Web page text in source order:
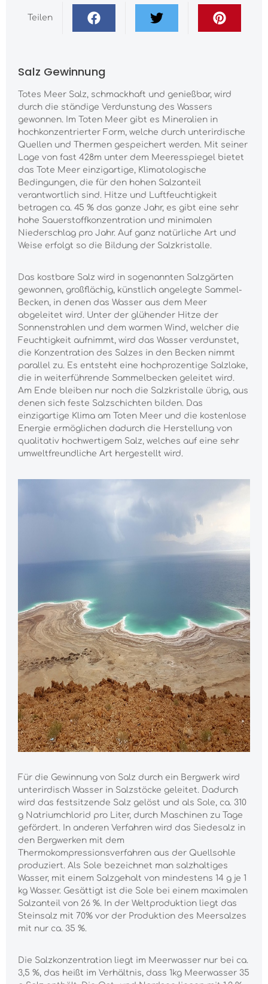
Teilen
Salz Gewinnung
Totes Meer Salz, schmackhaft und genießbar, wird
durch die ständige Verdunstung des Wassers
gewonnen. Im Toten Meer gibt es Mineralien in
hochkonzentrierter Form, welche durch unterirdische
Quellen und Thermen gespeichert werden. Mit seiner
Lage von fast 428m unter dem Meeresspiegel bietet
das Tote Meer einzigartige, Klimatologische
Bedingungen, die für den hohen Salzanteil
verantwortlich sind. Hitze und Luftfeuchtigkeit
betragen ca. 45 % das ganze Jahr, es gibt eine sehr
hohe Sauerstoffkonzentration und minimalen
Niederschlag pro Jahr. Auf ganz natürliche Art und
Weise erfolgt so die Bildung der Salzkristalle.
Das kostbare Salz wird in sogenannten Salzgärten
gewonnen, großflächig, künstlich angelegte Sammel-
Becken, in denen das Wasser aus dem Meer
abgeleitet wird. Unter der glühender Hitze der
Sonnenstrahlen und dem warmen Wind, welcher die
Feuchtigkeit aufnimmt, wird das Wasser verdunstet,
die Konzentration des Salzes in den Becken nimmt
parallel zu. Es entsteht eine hochprozentige Salzlake,
die in weiterführende Sammelbecken geleitet wird.
Am Ende bleiben nur noch die Salzkristalle übrig, aus
denen sich feste Salzschichten bilden. Das
einzigartige Klima am Toten Meer und die kostenlose
Energie ermöglichen dadurch die Herstellung von
qualitativ hochwertigem Salz, welches auf eine sehr
umweltfreundliche Art hergestellt wird.
Für die Gewinnung von Salz durch ein Bergwerk wird
unterirdisch Wasser in Salzstöcke geleitet. Dadurch
wird das festsitzende Salz gelöst und als Sole, ca. 310
g Natriumchlorid pro Liter, durch Maschinen zu Tage
gefördert. In anderen Verfahren wird das Siedesalz in
den Bergwerken mit dem
Thermokompressionsverfahren aus der Quellsohle
produziert. Als Sole bezeichnet man salzhaltiges
Wasser, mit einem Salzgehalt von mindestens 14 g je 1
kg Wasser. Gesättigt ist die Sole bei einem maximalen
Salzanteil von 26 %. In der Weltproduktion liegt das
Steinsalz mit 70% vor der Produktion des Meersalzes
mit nur ca. 35 %.
Die Salzkonzentration liegt im Meerwasser nur bei ca.
3,5 %, das heißt im Verhältnis, dass 1kg Meerwasser 35